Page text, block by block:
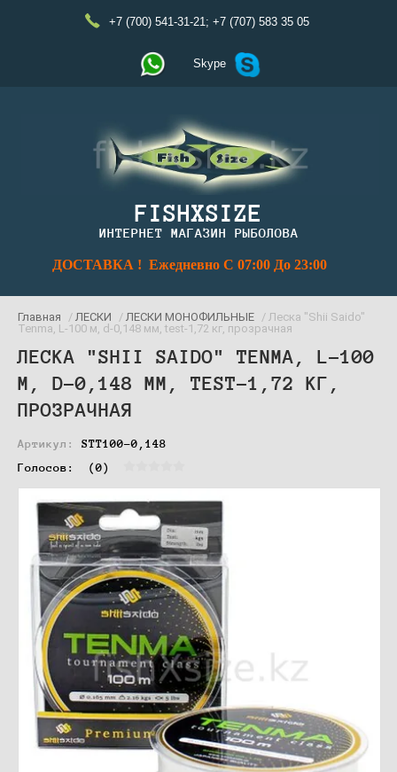
+7 (700) 541-31-21; +7 (707) 583 35 05
Skype
FISHXSIZE
ИНТЕРНЕТ МАГАЗИН РЫБОЛОВА
ДОСТАВКА ! Ежедневно С 07:00 До 23:00
Главная / ЛЕСКИ / ЛЕСКИ МОНОФИЛЬНЫЕ / Леска "Shii Saido"
Tenma, L-100 м, d-0,148 мм, test-1,72 кг, прозрачная
ЛЕСКА "SHII SAIDO" TENMA, L-100
М, D-0,148 ММ, TEST-1,72 КГ,
ПРОЗРАЧНАЯ
Артикул:
STT100-0,148
Голосов: (0)